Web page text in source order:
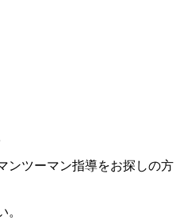
ンツーマン指導をお探しの方
。